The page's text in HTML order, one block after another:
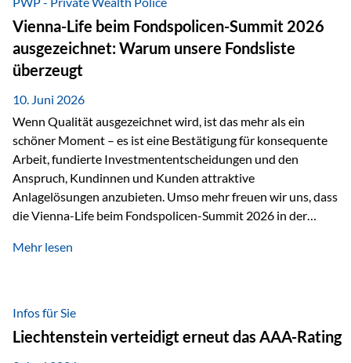
zahlreiche Zukunftstechnologien praktisch unverzichtbar.
Silber findet sich unter anderem in: Solarmodulen
Elektrofahrzeugen Halbleitern Smartphones und Tablets…
Vienna-Life beim Fondspolicen-Summit 2026
ausgezeichnet: Warum unsere Fondsliste
überzeugt
10. Juni 2026
Wenn Qualität ausgezeichnet wird, ist das mehr als ein
schöner Moment – es ist eine Bestätigung für konsequente
Arbeit, fundierte Investmententscheidungen und den
Anspruch, Kundinnen und Kunden attraktive
Anlagelösungen anzubieten. Umso mehr freuen wir uns, dass
die Vienna-Life beim Fondspolicen-Summit 2026 in der
dieser Ehrung ist der renommierte Fondspolicenreport der
analysiert und verglichen wurden. Das Ergebnis: Die ETF-
Auswahl der Vienna-Life zählt zu den drei besten Angeboten
am Markt. Für uns ist diese Auszeichnung eine Bestätigung
Mehr lesen
Infos für Sie
Liechtenstein verteidigt erneut das AAA-Rating